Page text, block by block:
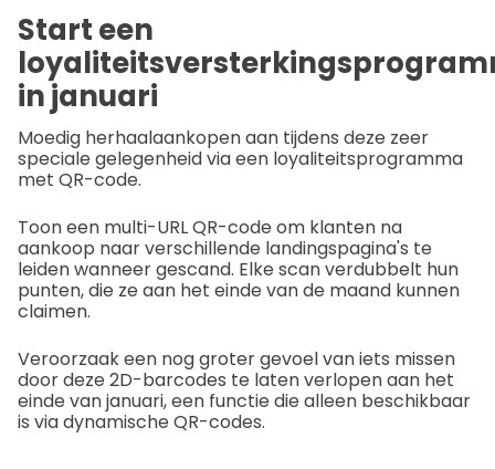
Start een
in januari
Moedig herhaalaankopen aan tijdens deze zeer
speciale gelegenheid via een loyaliteitsprogramma
met QR-code.
Toon een multi-URL QR-code om klanten na
aankoop naar verschillende landingspagina's te
leiden wanneer gescand. Elke scan verdubbelt hun
punten, die ze aan het einde van de maand kunnen
claimen.
Veroorzaak een nog groter gevoel van iets missen
door deze 2D-barcodes te laten verlopen aan het
einde van januari, een functie die alleen beschikbaar
is via dynamische QR-codes.